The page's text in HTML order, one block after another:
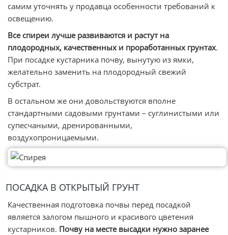
самим уточнять у продавца особенности требований к
освещению.
Все спиреи лучше развиваются и растут на
плодородных, качественных и проработанных грунтах.
При посадке кустарника почву, вынутую из ямки,
желательно заменить на плодородный свежий
субстрат.
В остальном же они довольствуются вполне
стандартными садовыми грунтами – суглинистыми или
супесчаными, дренированными,
воздухопроницаемыми.
ПОСАДКА В ОТКРЫТЫЙ ГРУНТ
Качественная подготовка почвы перед посадкой
является залогом пышного и красивого цветения
кустарников. Почву на месте высадки нужно заранее